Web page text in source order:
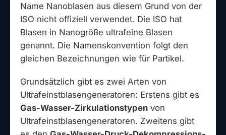
Name Nanoblasen aus diesem Grund von der
ISO nicht offiziell verwendet. Die ISO hat
Blasen in Nanogröße ultrafeine Blasen
genannt. Die Namenskonvention folgt den
gleichen Bezeichnungen wie für Partikel.
Grundsätzlich gibt es zwei Arten von
Ultrafeinstblasengeneratoren: Erstens gibt es
Gas-Wasser-Zirkulationstypen von
Ultrafeinstblasengeneratoren. Zweitens gibt